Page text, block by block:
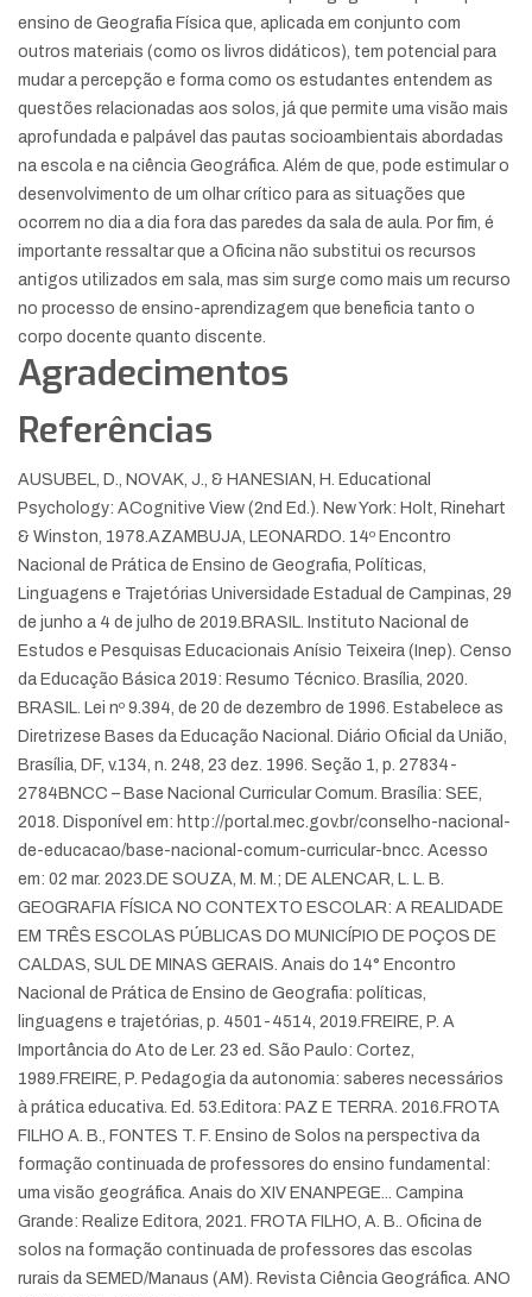
ensino de Geografia Física que, aplicada em conjunto com
outros materiais (como os livros didáticos), tem potencial para
mudar a percepção e forma como os estudantes entendem as
questões relacionadas aos solos, já que permite uma visão mais
aprofundada e palpável das pautas socioambientais abordadas
na escola e na ciência Geográfica. Além de que, pode estimular o
desenvolvimento de um olhar crítico para as situações que
ocorrem no dia a dia fora das paredes da sala de aula. Por fim, é
importante ressaltar que a Oficina não substitui os recursos
antigos utilizados em sala, mas sim surge como mais um recurso
no processo de ensino-aprendizagem que beneficia tanto o
corpo docente quanto discente.
Agradecimentos
Referências
AUSUBEL, D., NOVAK, J., & HANESIAN, H. Educational
Psychology: ACognitive View (2nd Ed.). New York: Holt, Rinehart
& Winston, 1978.AZAMBUJA, LEONARDO. 14º Encontro
Nacional de Prática de Ensino de Geografia, Políticas,
Linguagens e Trajetórias Universidade Estadual de Campinas, 29
de junho a 4 de julho de 2019. BRASIL. Instituto Nacional de
Estudos e Pesquisas Educacionais Anísio Teixeira (Inep). Censo
da Educação Básica 2019: Resumo Técnico. Brasília, 2020.
BRASIL. Lei nº 9.394, de 20 de dezembro de 1996. Estabelece as
Diretrizese Bases da Educação Nacional. Diário Oficial da União,
Brasília, DF, v.134, n. 248, 23 dez. 1996. Seção 1, p. 27834-
2784 BNCC – Base Nacional Curricular Comum. Brasília: SEE,
2018. Disponível em: http://portal.mec.gov.br/conselho-nacional-
de-educacao/base-nacional-comum-curricular-bncc. Acesso
em: 02 mar. 2023. DE SOUZA, M. M.; DE ALENCAR, L. L. B.
GEOGRAFIA FÍSICA NO CONTEXTO ESCOLAR: A REALIDADE
EM TRÊS ESCOLAS PÚBLICAS DO MUNICÍPIO DE POÇOS DE
CALDAS, SUL DE MINAS GERAIS. Anais do 14° Encontro
Nacional de Prática de Ensino de Geografia: políticas,
linguagens e trajetórias, p. 4501-4514, 2019. FREIRE, P. A
Importância do Ato de Ler. 23 ed. São Paulo: Cortez,
1989. FREIRE, P. Pedagogia da autonomia: saberes necessários
à prática educativa. Ed. 53. Editora: PAZ E TERRA. 2016. FROTA
FILHO A. B., FONTES T. F. Ensino de Solos na perspectiva da
formação continuada de professores do ensino fundamental:
uma visão geográfica. Anais do XIV ENANPEGE... Campina
Grande: Realize Editora, 2021. FROTA FILHO, A. B.. Oficina de
solos na formação continuada de professores das escolas
rurais da SEMED/Manaus (AM). Revista Ciência Geográfica. ANO